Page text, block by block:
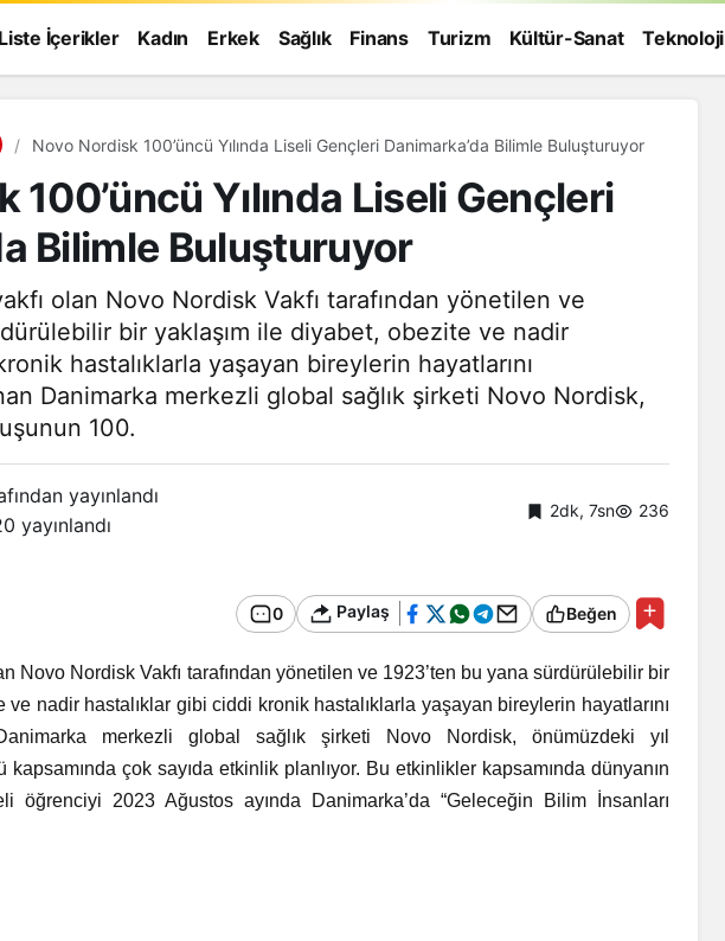
Liste İçerikler Kadın Erkek Sağlık Finans Turizm Kültür-Sanat Teknoloji
Novo Nordisk 100’üncü Yılında Liseli Gençleri Danimarka’da Bilimle Buluşturuyor
100’üncü Yılında Liseli Gençleri
Bilimle Buluşturuyor
olan Novo Nordisk Vakfı tarafından yönetilen ve
bir yaklaşım ile diyabet, obezite ve nadir
hastalıklarla yaşayan bireylerin hayatlarını
Danimarka merkezli global sağlık şirketi Novo Nordisk,
100.
yayınlandı
yayınlandı
2dk, 7sn 236
0 Paylaş Beğen
Novo Nordisk Vakfı tarafından yönetilen ve 1923’ten bu yana sürdürülebilir bir
ve nadir hastalıklar gibi ciddi kronik hastalıklarla yaşayan bireylerin hayatlarını
merkezli global sağlık şirketi Novo Nordisk, önümüzdeki yıl
kapsamında çok sayıda etkinlik planlıyor. Bu etkinlikler kapsamında dünyanın
öğrenciyi 2023 Ağustos ayında Danimarka’da “Geleceğin Bilim İnsanları